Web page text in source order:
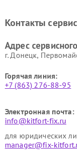
Kitfort
Kitfort
Контакты
Адрес
г. Донецк,
Горячая линия:
+7 (863) 276-88-95
Электронная почта:
info@kitfort-fix.ru
для юридических
manager@fix-